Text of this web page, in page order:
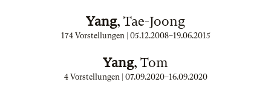
Yang, Tae-Joong
174 Vorstellungen | 05.12.2008–19.06.2015
Yang, Tom
4 Vorstellungen | 07.09.2020–16.09.2020